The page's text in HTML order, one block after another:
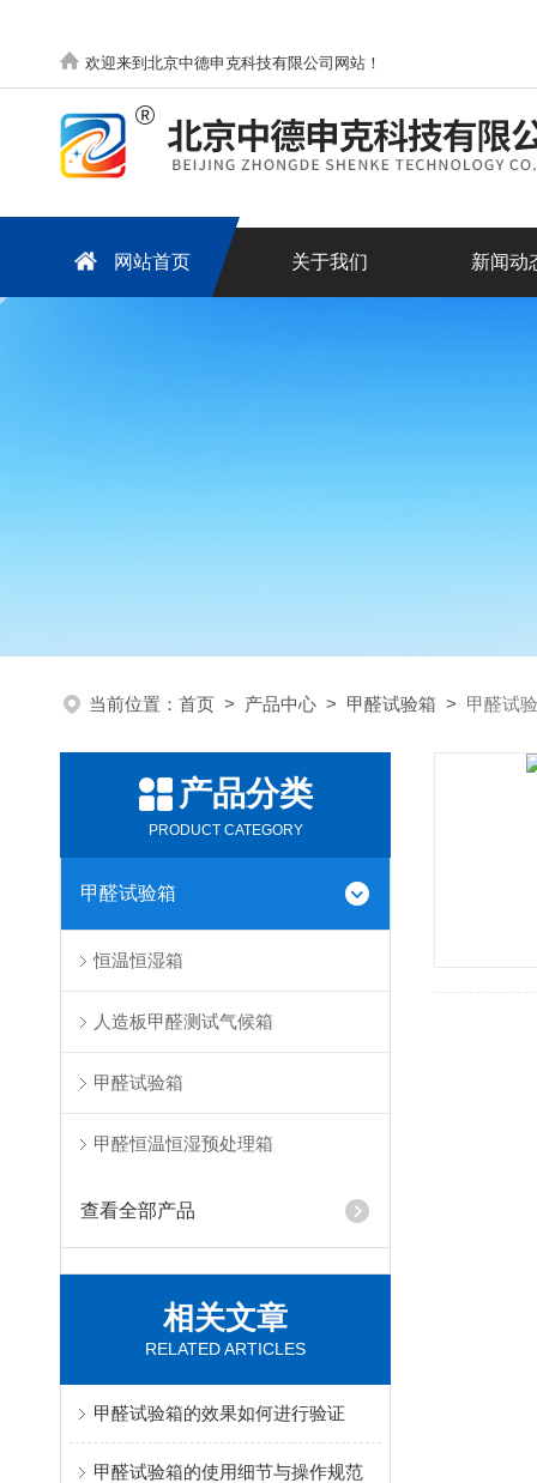
欢迎来到北京中德申克科技有限公司网站！
网站首页 关于我们 新闻动
当前位置： 首页 > 产品中心 > 甲醛试验箱 > 甲醛试
产品分类
PRODUCT CATEGORY
甲醛试验箱
恒温恒湿箱
人造板甲醛测试气候箱
甲醛试验箱
甲醛恒温恒湿预处理箱
查看全部产品
相关文章
RELATED ARTICLES
甲醛试验箱的效果如何进行验证
甲醛试验箱的使用细节与操作规范